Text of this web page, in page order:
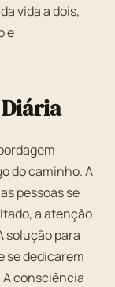
vida a dois,
e
do caminho. A
pessoas se
a atenção
solução para
se dedicarem
A consciência